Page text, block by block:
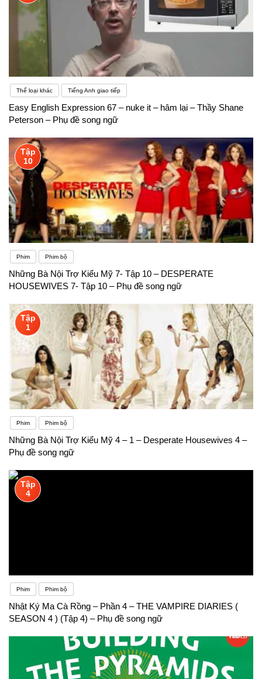
Thể loại khác Tiếng Anh giao tiếp
Easy English Expression 67 – nuke it – hâm lại – Thầy Shane
Peterson – Phụ đề song ngữ
Tập
10
Phim Phim bộ
Những Bà Nội Trợ Kiểu Mỹ 7- Tập 10 – DESPERATE
HOUSEWIVES 7- Tập 10 – Phụ đề song ngữ
Tập
1
Phim Phim bộ
Những Bà Nội Trợ Kiểu Mỹ 4 – 1 – Desperate Housewives 4 –
Phụ đề song ngữ
Tập
4
Phim Phim bộ
Nhật Ký Ma Cà Rồng – Phần 4 – THE VAMPIRE DIARIES (
SEASON 4 ) (Tập 4) – Phụ đề song ngữ